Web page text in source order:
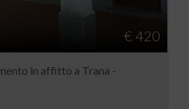
€ 420
in affitto a Trana -